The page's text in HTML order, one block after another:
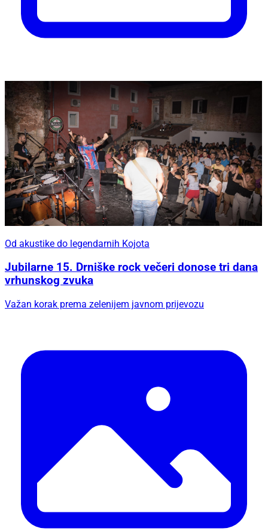
Od akustike do legendarnih Kojota
Jubilarne 15. Drniške rock večeri donose tri dana
vrhunskog zvuka
Važan korak prema zelenijem javnom prijevozu